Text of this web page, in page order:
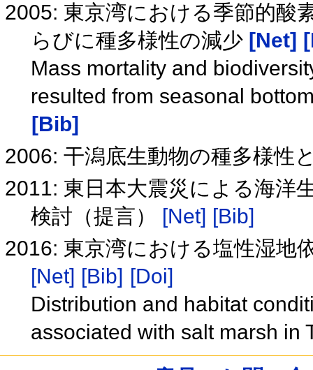
2005: 東京湾における季節的酸
らびに種多様性の減少 [Net]
Mass mortality and
resulted from seasonal
[Bib]
2006: 干潟底生動物の種多様性
2011: 東日本大震災による海洋
検討（提言）
[Net] [Bib]
2016: 東京湾における塩性湿地
[Net] [Bib] [Doi]
Distribution and habitat
associated with salt marsh in